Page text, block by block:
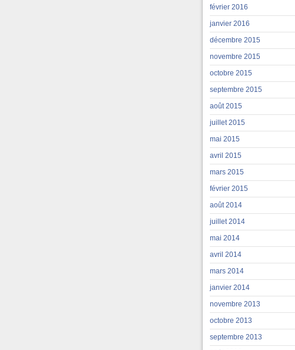
février 2016
janvier 2016
décembre 2015
novembre 2015
octobre 2015
septembre 2015
août 2015
juillet 2015
mai 2015
avril 2015
mars 2015
février 2015
août 2014
juillet 2014
mai 2014
avril 2014
mars 2014
janvier 2014
novembre 2013
octobre 2013
septembre 2013